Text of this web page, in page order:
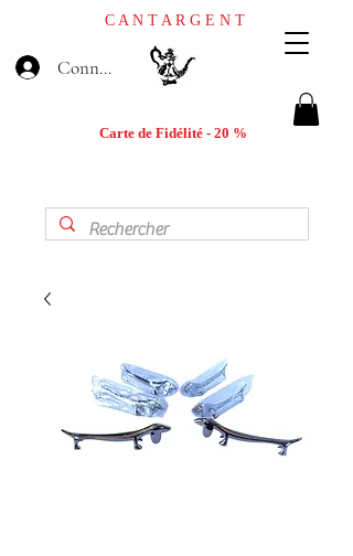
C A N T A R G E N T
Connexion
Carte de Fidélité - 20 %